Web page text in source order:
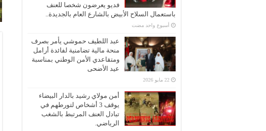
فديو يعرضون شخصا للعنف
باستعمال السلاح الأبيض بالشارع العام بالجديدة..
‏أسبوع واحد مضت
عبد اللطيف حموشي يأمر بصرف
منحة مالية تضامنية لفائدة أرامل
ومتقاعدي الأمن الوطني بمناسبة
عيد الأضحى
22 مايو 2026
أمن مولاي رشيد بالدار البيضاء
يوقف 3 أشخاص لتورطهم في
تبادل العنف المرتبط بالشغب
الرياضي.